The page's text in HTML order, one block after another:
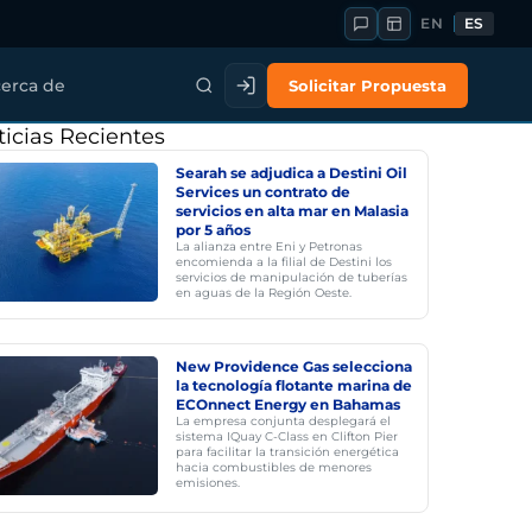
EN ES
de Solicitar Propuesta
Recientes
Searah se adjudica a Destini Oil
Services un contrato de
servicios en alta mar en Malasia
por 5 años
La alianza entre Eni y Petronas
encomienda a la filial de Destini los
servicios de manipulación de tuberías
en aguas de la Región Oeste.
New Providence Gas selecciona
la tecnología flotante marina de
ECOnnect Energy en Bahamas
La empresa conjunta desplegará el
sistema IQuay C-Class en Clifton Pier
para facilitar la transición energética
hacia combustibles de menores
emisiones.